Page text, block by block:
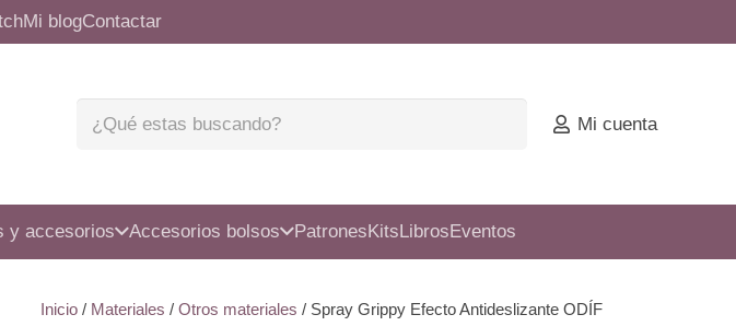
Mi blogContactar
Mi cuenta
y accesorios Accesorios bolsos PatronesKitsLibrosEventos
Inicio / Materiales / Otros materiales / Spray Grippy Efecto Antideslizante ODÍF